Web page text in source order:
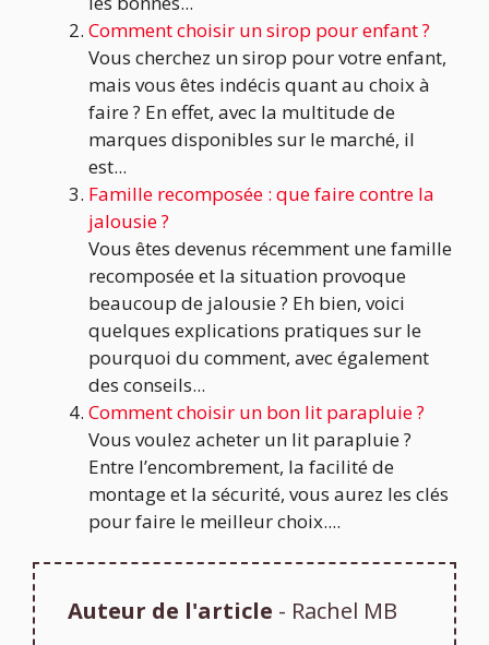
Comment choisir un sirop pour enfant ?
Vous cherchez un sirop pour votre enfant,
mais vous êtes indécis quant au choix à
faire ? En effet, avec la multitude de
marques disponibles sur le marché, il
est...
Famille recomposée : que faire contre la
jalousie ?
Vous êtes devenus récemment une famille
recomposée et la situation provoque
beaucoup de jalousie ? Eh bien, voici
quelques explications pratiques sur le
pourquoi du comment, avec également
des conseils...
Comment choisir un bon lit parapluie ?
Vous voulez acheter un lit parapluie ?
Entre l’encombrement, la facilité de
montage et la sécurité, vous aurez les clés
pour faire le meilleur choix....
Auteur de l'article - Rachel MB